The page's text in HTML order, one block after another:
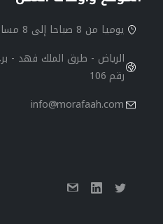
يوميا من 8 صباحا إلى 8 مساء، عدا الجمعة
الرياض - طرق الملك فهد -
رقم 106
info@morafaah.com